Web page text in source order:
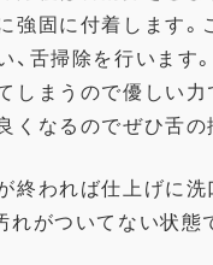
強固に付着します
、舌掃除を行います
しまうので優しい
くなるのでぜひ舌の
終われば仕上げに洗
れがついてない状態